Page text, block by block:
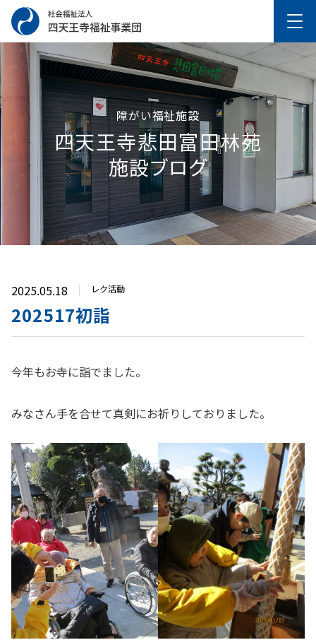
障がい福祉施設
四天王寺悲⽥富⽥林苑
施設ブログ
2025.05.18 レク活動
202517初詣
今年もお寺に詣でました。
みなさん手を合せて真剣にお祈りしておりました。